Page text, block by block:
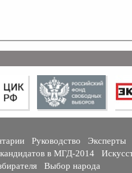
Руководство
Эксперты
в МГД-2014
Выбор народа